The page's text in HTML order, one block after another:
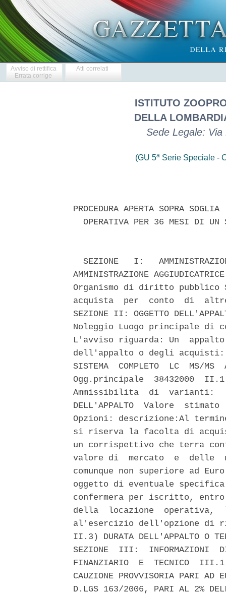
Avviso di rettifica
Errata corrige
Atti correlati
ISTITUTO
DELLA
Sede Legale:
(GU 5a Serie Speciale -
PROCEDURA APERTA SOPRA
OPERATIVA PER 36 MESI DI
SEZIONE   I:
AMMINISTRAZIONE
Organismo di diritto pubblico
acquista  per  conto  di
SEZIONE II: OGGETTO
Noleggio Luogo principale di
L'avviso riguarda: Un
dell'appalto o degli acquisti:
SISTEMA  COMPLETO  LC  MS/
Ogg.principale  38432000
Ammissibilita  di  varianti:
DELL'APPALTO  Valore
Opzioni: descrizione:Al
si riserva la facolta di
un corrispettivo che terra
valore di  mercato  e  delle
comunque non superiore ad
oggetto di eventuale
confermera per iscritto,
della  locazione  operativa,
al'esercizio dell'opzione di
II.3) DURATA DELL'APPALTO O
SEZIONE  III:  INFORMAZIONI
FINANZIARIO  E  TECNICO
CAUZIONE PROVVISORIA PARI
D.LGS 163/2006, PARI AL 2%